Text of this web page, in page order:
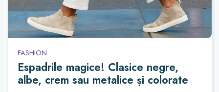
FASHION
Espadrile magice! Clasice negre,
albe, crem sau metalice și colorate